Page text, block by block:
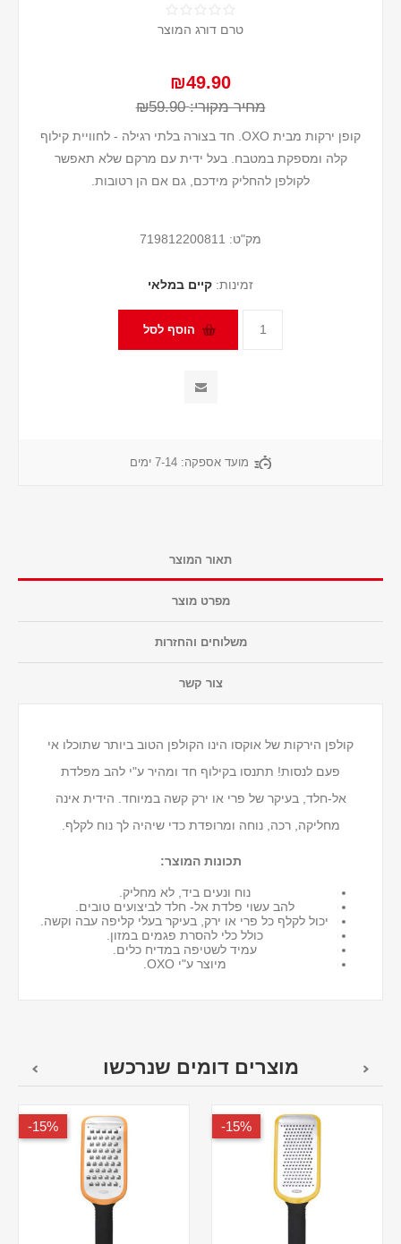
טרם דורג המוצר
₪49.90
מחיר מקורי: ₪59.90
קופן ירקות מבית OXO. חד בצורה בלתי רגילה - לחוויית קילוף
קלה ומספקת במטבח. בעל ידית עם מרקם שלא תאפשר
לקולפן להחליק מידכם, גם אם הן רטובות.
מק"ט: 719812200811
זמינות: קיים במלאי
מועד אספקה: 7-14 ימים
תאור המוצר
מפרט מוצר
משלוחים והחזרות
צור קשר
קולפן הירקות של אוקסו הינו הקולפן הטוב ביותר שתוכלו אי
פעם לנסות! תתנסו בקילוף חד ומהיר ע"י להב מפלדת
אל-חלד, בעיקר של פרי או ירק קשה במיוחד. הידית אינה
מחליקה, רכה, נוחה ומרופדת כדי שיהיה לך נוח לקלף.
תכונות המוצר:
נוח ונעים ביד, לא מחליק.
להב עשוי פלדת אל- חלד לביצועים טובים.
יכול לקלף כל פרי או ירק, בעיקר בעלי קליפה עבה וקשה.
כולל כלי להסרת פגמים במזון.
עמיד לשטיפה במדיח כלים.
מיוצר ע"י OXO.
מוצרים דומים שנרכשו
15%-
15%-